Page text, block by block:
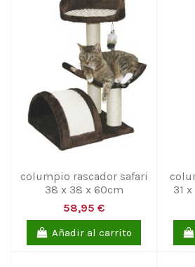
columpio rascador safari
38 x 38 x 60cm
58,95 €
Añadir al carrito
31